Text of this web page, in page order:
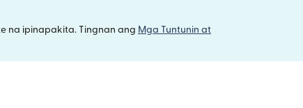
na ipinapakita. Tingnan ang Mga Tuntunin at